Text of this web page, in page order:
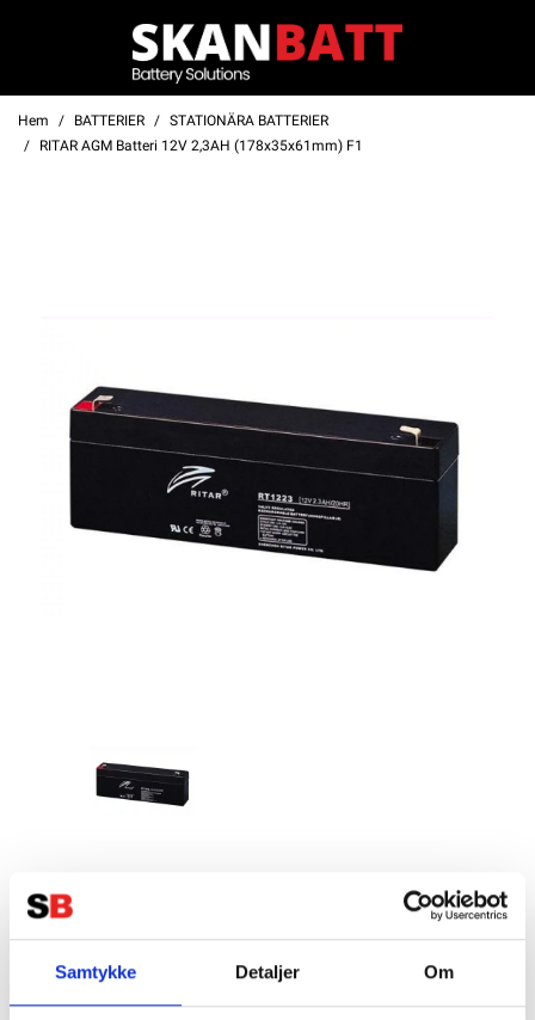
Samtykke Detaljer Om
Hem BATTERIER
STATIONÄRA BATTERIER
RITAR AGM Batteri 12V 2,3AH (178x35x61mm) F1
RITAR AGM Batteri 12V 2,3AH
(178x35x61mm) F1